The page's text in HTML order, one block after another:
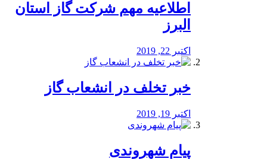
️اطلاعیه مهم شرکت گاز استان
البرز
اکتبر 22, 2019
خبر تخلف در انشعاب گاز
اکتبر 19, 2019
پیام شهروندی